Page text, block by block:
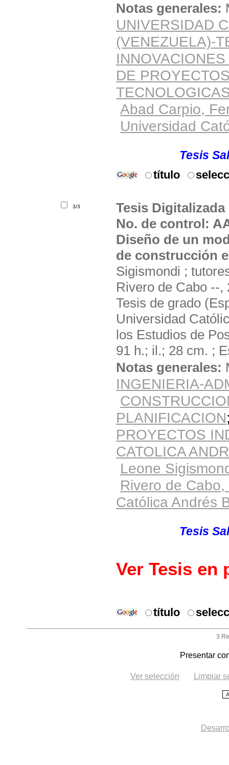
Notas generales:
UNIVERSIDAD
(VENEZUELA)-
DE
Abad Carpio,
Universidad
Tesis
título
3/3
Tesis Digitalizada
No. de control:
Diseño de un
de construcción
Sigismondi ;
Rivero de Cabo --,
Tesis de grado
Universidad
los Estudios de
91 h.; il.; 28 cm. ;
Notas generales:
INGENIERIA-
PLANIFICACION
PROYECTOS
CATOLICA
Leone
Rivero de
Católica Andrés
Tesis
Ver Tesis en
título
3
Presentar
Ver selección Limpiar